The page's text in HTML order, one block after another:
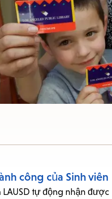
access
the
items
and
Escape
close
công của Sinh viên
LAUSD tự động nhận được